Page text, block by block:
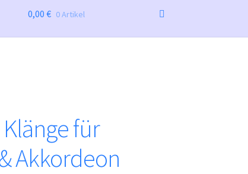
0,00 € 0 Artikel
für
Akkordeon